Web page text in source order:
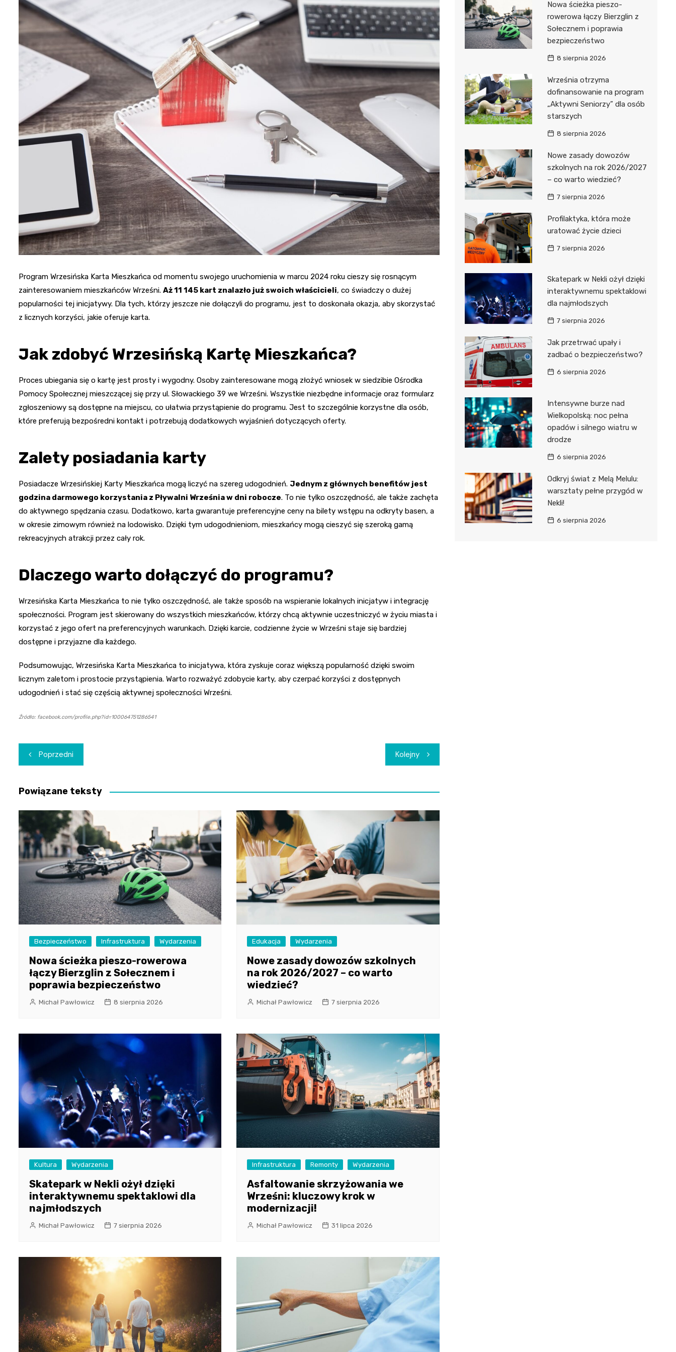
Dzieci Wrzesińskich
Park Miejski im. Dzieci
Wrzesińskich
Amfiteatr im. Anny Jantar
Jump World Września
Wrzesińska Strefa
Aktywności
Pałac w Miłosławiu
Izba Pamięci Reymonta
Rezerwat Czeszewski Las
Program Wrzesińska Karta Mieszkańca od momentu swojego uruchomienia w marcu 2024 roku cieszy się rosnącym
zainteresowaniem mieszkańców Wrześni. Aż 11 145 kart znalazło już swoich właścicieli, co świadczy o dużej
popularności tej inicjatywy. Dla tych, którzy jeszcze nie dołączyli do programu, jest to doskonała okazja, aby skorzystać
z licznych korzyści, jakie oferuje karta.
Jak zdobyć Wrzesińską Kartę Mieszkańca?
Proces ubiegania się o kartę jest prosty i wygodny. Osoby zainteresowane mogą złożyć wniosek w siedzibie Ośrodka
Pomocy Społecznej mieszczącej się przy ul. Słowackiego 39 we Wrześni. Wszystkie niezbędne informacje oraz formularz
zgłoszeniowy są dostępne na miejscu, co ułatwia przystąpienie do programu. Jest to szczególnie korzystne dla osób,
które preferują bezpośredni kontakt i potrzebują dodatkowych wyjaśnień dotyczących oferty.
Zalety posiadania karty
Posiadacze Wrzesińskiej Karty Mieszkańca mogą liczyć na szereg udogodnień. Jednym z głównych benefitów jest
godzina darmowego korzystania z Pływalni Września w dni robocze. To nie tylko oszczędność, ale także zachęta
do aktywnego spędzania czasu. Dodatkowo, karta gwarantuje preferencyjne ceny na bilety wstępu na odkryty basen, a
w okresie zimowym również na lodowisko. Dzięki tym udogodnieniom, mieszkańcy mogą cieszyć się szeroką gamą
rekreacyjnych atrakcji przez cały rok.
Dlaczego warto dołączyć do programu?
Wrzesińska Karta Mieszkańca to nie tylko oszczędność, ale także sposób na wspieranie lokalnych inicjatyw i integrację
społeczności. Program jest skierowany do wszystkich mieszkańców, którzy chcą aktywnie uczestniczyć w życiu miasta i
korzystać z jego ofert na preferencyjnych warunkach. Dzięki karcie, codzienne życie w Wrześni staje się bardziej
dostępne i przyjazne dla każdego.
Podsumowując, Wrzesińska Karta Mieszkańca to inicjatywa, która zyskuje coraz większą popularność dzięki swoim
licznym zaletom i prostocie przystąpienia. Warto rozważyć zdobycie karty, aby czerpać korzyści z dostępnych
udogodnień i stać się częścią aktywnej społeczności Wrześni.
Źródło: facebook.com/profile.php?id=100064751286541
Nawigacja
wpisu
Poprzedni Kolejny
Powiązane teksty
Bezpieczeństwo Infrastruktura Wydarzenia
Nowa ścieżka pieszo-rowerowa
łączy Bierzglin z Sołecznem i
poprawia bezpieczeństwo
Michał Pawłowicz 8 sierpnia 2026
Edukacja Wydarzenia
Nowe zasady dowozów szkolnych
na rok 2026/2027 – co warto
wiedzieć?
Michał Pawłowicz 7 sierpnia 2026
Kultura Wydarzenia
Skatepark w Nekli ożył dzięki
interaktywnemu spektaklowi dla
najmłodszych
Michał Pawłowicz 7 sierpnia 2026
Infrastruktura Remonty Wydarzenia
Asfaltowanie skrzyżowania we
Wrześni: kluczowy krok w
modernizacji!
Michał Pawłowicz 31 lipca 2026
Nowa ścieżka pieszo-
rowerowa łączy Bierzglin z
Sołecznem i poprawia
bezpieczeństwo
8 sierpnia 2026
Września otrzyma
dofinansowanie na program
„Aktywni Seniorzy” dla osób
starszych
8 sierpnia 2026
Nowe zasady dowozów
szkolnych na rok 2026/2027
– co warto wiedzieć?
7 sierpnia 2026
Profilaktyka, która może
uratować życie dzieci
7 sierpnia 2026
Skatepark w Nekli ożył dzięki
interaktywnemu spektaklowi
dla najmłodszych
7 sierpnia 2026
Jak przetrwać upały i
zadbać o bezpieczeństwo?
6 sierpnia 2026
Intensywne burze nad
Wielkopolską: noc pełna
opadów i silnego wiatru w
drodze
6 sierpnia 2026
Odkryj świat z Melą Melulu:
warsztaty pełne przygód w
Nekli!
6 sierpnia 2026